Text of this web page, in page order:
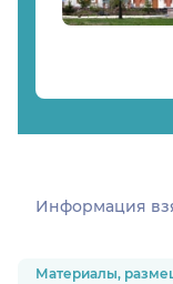
Информация
Материалы,